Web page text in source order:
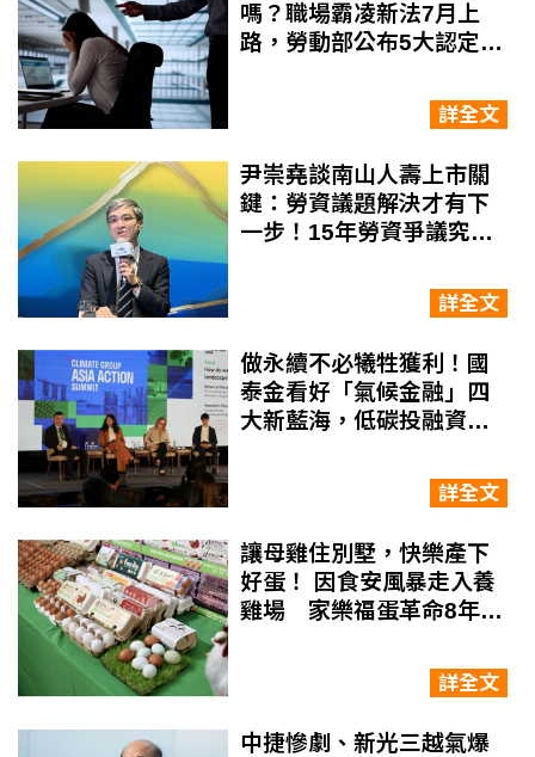
嗎？職場霸凌新法7月上
路，勞動部公布5大認定標
詳全文
尹崇堯談南山人壽上市關
鍵：勞資議題解決才有下
一步！15年勞資爭議究竟
詳全文
做永續不必犧牲獲利！國
泰金看好「氣候金融」四
大新藍海，低碳投融資已
詳全文
讓母雞住別墅，快樂產下
好蛋！ 因食安風暴走入養
雞場 家樂福蛋革命8年有
詳全文
中捷慘劇、新光三越氣爆